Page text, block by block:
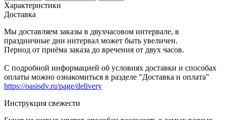
Характеристики
Доставка
Мы доставляем заказы в двухчасовом интервале, в
праздничные дни интервал может быть увеличен.
Период от приёма заказа до вречения от двух часов.
С подробной информацией об условиях доставки и способах
оплаты можно ознакомиться в разделе "Доставка и оплата"
https://oasisdv.ru/page/delivery
Инструкция свежести